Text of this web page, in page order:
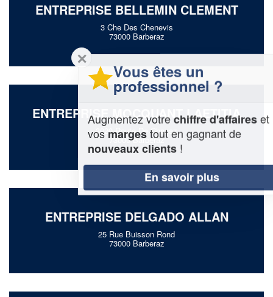
ENTREPRISE BELLEMIN CLEMENT
3 Che Des Chenevis
73000 Barberaz
ENTREPRISE MOCQUANT LAETITIA
3020 Route De Chanaz
73000 Barberaz
ENTREPRISE DELGADO ALLAN
25 Rue Buisson Rond
73000 Barberaz
✕
Vous êtes un
professionnel ?
Augmentez votrechiffre d'affaireset
vosmargestout en gagnant de
nouveaux clients!
En savoir plus